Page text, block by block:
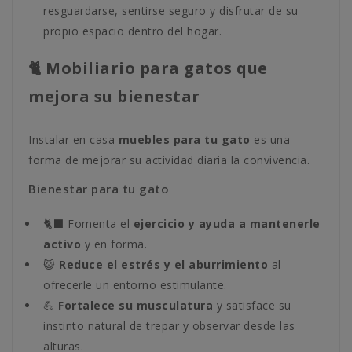
resguardarse, sentirse seguro y disfrutar de su
propio espacio dentro del hogar.
🐈 Mobiliario para gatos que
mejora su bienestar
Instalar en casa muebles para tu gato es una
forma de mejorar su actividad diaria la convivencia.
Bienestar para tu gato
🐈‍⬛ Fomenta el ejercicio y ayuda a mantenerle
activo y en forma.
😺 Reduce el estrés y el aburrimiento al
ofrecerle un entorno estimulante.
💪 Fortalece su musculatura y satisface su
instinto natural de trepar y observar desde las
alturas.